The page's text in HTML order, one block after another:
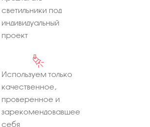
светильники под
индивидуальный
проект
Используем только
качественное,
проверенное и
зарекомендовавшее
себя